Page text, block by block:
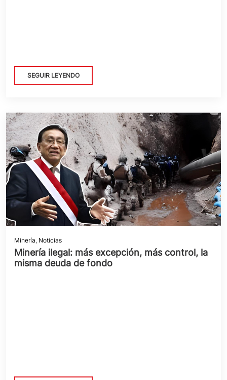
SEGUIR LEYENDO
Minería, Noticias
Minería ilegal: más excepción, más control, la
misma deuda de fondo